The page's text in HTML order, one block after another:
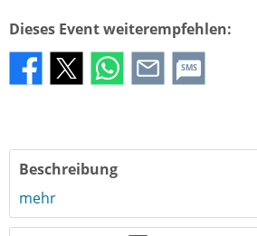
Dieses Event weiterempfehlen:
SMS
Beschreibung
mehr